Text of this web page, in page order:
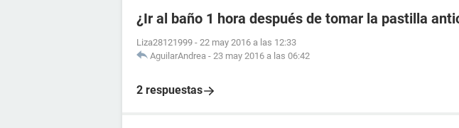
¿Ir al baño 1 hora después de tomar la pastilla
Liza28121999 - 22 may 2016 a las 12:33
AguilarAndrea - 23 may 2016 a las 06:42
2 respuestas